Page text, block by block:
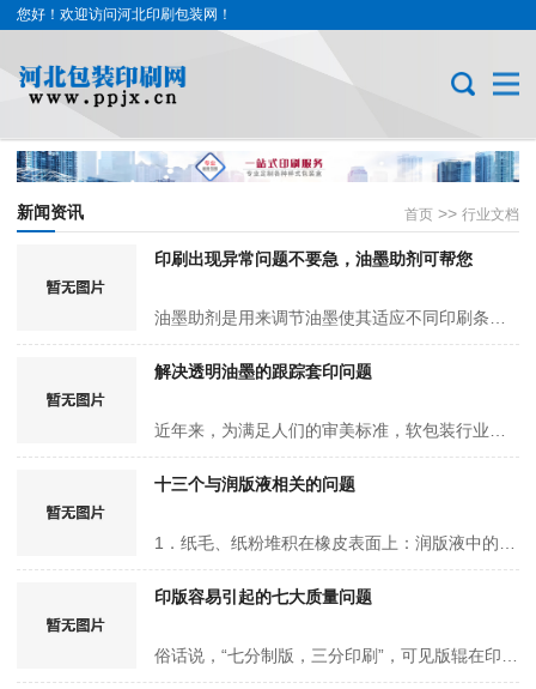
您好！欢迎访问河北印刷包装网！
首页 >> 行业文档
新闻资讯
印刷出现异常问题不要急，油墨助剂可帮您
油墨助剂是用来调节油墨使其适应不同印刷条件的辅助材料。油墨助剂种类很多，一般常用的有撤粘剂、撒淡剂、干燥剂、慢干剂、稀释剂、耐摩擦剂、罩光油、防蹭脏剂、调墨油等，下面简单介绍常见油墨助剂的作…
解决透明油墨的跟踪套印问题
近年来，为满足人们的审美标准，软包装行业一直不断地探索特殊的工艺或材料，以追求独特的视觉效果，透明油墨的应用便是在这种趋势下逐渐推广开来的。然而，在使用透明油墨时，有一个令人头疼的问题一直困…
十三个与润版液相关的问题
1．纸毛、纸粉堆积在橡皮表面上：润版液中的酸破坏纸张涂层。2．印刷发花：纸张表面涂层脱落堆积在墨辊、橡皮布以及在印版上。3．印版印纹脱落：润版液添加剂太酸或腐蚀性过强。4．印版腐蚀：水斗液抗版面…
印版容易引起的七大质量问题
俗话说，“七分制版，三分印刷”，可见版辊在印刷中的重要性，很多时候版辊缺陷是无法通过操作水平来调整的，下面总结了印版常见质量问题及解决方案。 1、堵版(塞网) 产生原因： ①油墨干燥太快…